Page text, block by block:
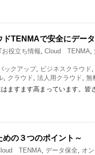
TENMAで安全にデータ
お役立ち情報, Cloud TENMA,
ックアップ, ビジネスクラウド,
, クラウド, 法人用クラウド, 無
ますます高まっています。皆
の３つのポイント～
TENMA, データ保全, オ